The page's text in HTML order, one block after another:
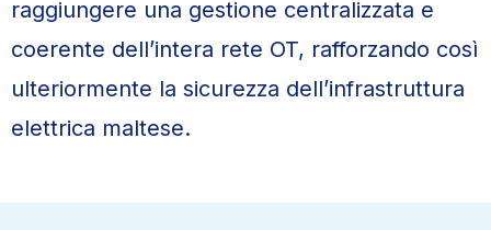
raggiungere una gestione centralizzata e
coerente dell’intera rete OT, rafforzando così
ulteriormente la sicurezza dell’infrastruttura
elettrica maltese.